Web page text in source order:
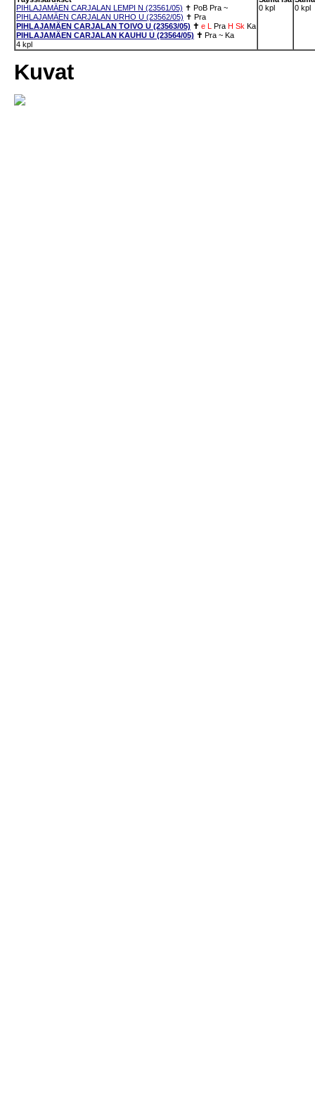
PIHLAJAMÄEN CARJALAN LEMPI N (23561/05) ✝ PoB Pra ~
PIHLAJAMÄEN CARJALAN URHO U (23562/05) ✝ Pra
PIHLAJAMÄEN CARJALAN TOIVO U (23563/05) ✝ e L Pra H Sk Ka
PIHLAJAMÄEN CARJALAN KAUHU U (23564/05) ✝ Pra ~ Ka
4 kpl
0 kpl
0 kpl
Kuvat